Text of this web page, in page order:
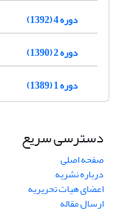
دوره 4 (1392)
دوره 2 (1390)
دوره 1 (1389)
دسترسی سریع
صفحه اصلی
درباره نشریه
اعضای هیات تحریریه
ارسال مقاله